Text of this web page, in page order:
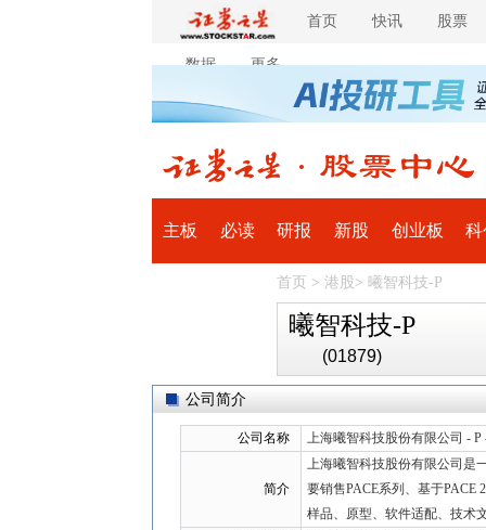
首页 快讯 股票
数据 更多
主板 必读 研报 新股 创业板
首页 >港股> 曦智科技-P
曦智科技-P
(01879)
公司简介
公司名称 上海曦智科技股份有限公司 - P
简介
上海曦智科技股份有限公司是
要销售PACE系列、基于PACE
样品、原型、软件适配、技术